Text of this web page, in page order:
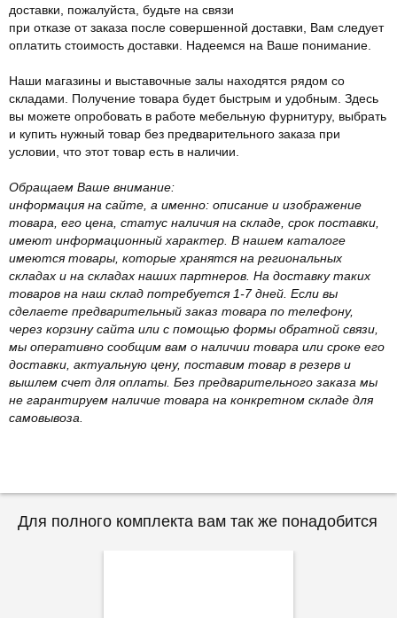
доставки, пожалуйста, будьте на связи
при отказе от заказа после совершенной доставки, Вам следует
оплатить стоимость доставки. Надеемся на Ваше понимание.
Наши магазины и выставочные залы находятся рядом со
складами. Получение товара будет быстрым и удобным. Здесь
вы можете опробовать в работе мебельную фурнитуру, выбрать
и купить нужный товар без предварительного заказа при
условии, что этот товар есть в наличии.
Обращаем Ваше внимание:
информация на сайте, а именно: описание и изображение
товара, его цена, статус наличия на складе, срок поставки,
имеют информационный характер. В нашем каталоге
имеются товары, которые хранятся на региональных
складах и на складах наших партнеров. На доставку таких
товаров на наш склад потребуется 1-7 дней. Если вы
сделаете предварительный заказ товара по телефону,
через корзину сайта или с помощью формы обратной связи,
мы оперативно сообщим вам о наличии товара или сроке его
доставки, актуальную цену, поставим товар в резерв и
вышлем счет для оплаты. Без предварительного заказа мы
не гарантируем наличие товара на конкретном складе для
самовывоза.
Для полного комплекта вам так же понадобится